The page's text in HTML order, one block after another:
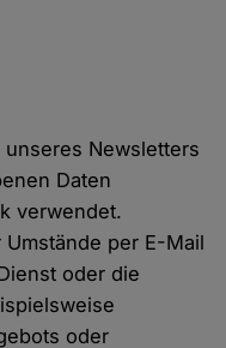
Newsletters
Daten
verwendet.
per E-Mail
oder die
oder